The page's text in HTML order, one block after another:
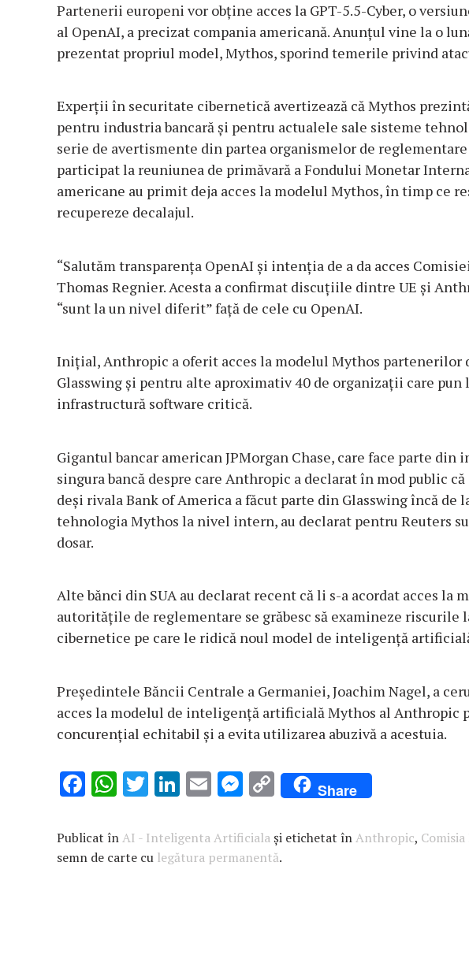
Partenerii europeni vor obţine acces la GPT-5.5-Cyber, o
al OpenAI, a precizat compania americană. Anunţul vine la o
prezentat propriul model, Mythos, sporind temerile privind
Experţii în securitate cibernetică avertizează că Mythos
pentru industria bancară şi pentru actualele sale sisteme
serie de avertismente din partea organismelor de
participat la reuniunea de primăvară a Fondului Monetar
americane au primit deja acces la modelul Mythos, în timp ce
recupereze decalajul.
“Salutăm transparenţa OpenAI şi intenţia de a da acces
Thomas Regnier. Acesta a confirmat discuţiile dintre UE şi
“sunt la un nivel diferit” faţă de cele cu OpenAI.
Iniţial, Anthropic a oferit acces la modelul Mythos partenerilor
Glasswing şi pentru alte aproximativ 40 de organizaţii care
infrastructură software critică.
Gigantul bancar american JPMorgan Chase, care face parte din
singura bancă despre care Anthropic a declarat în mod public
deşi rivala Bank of America a făcut parte din Glasswing încă de
tehnologia Mythos la nivel intern, au declarat pentru Reuters
dosar.
Alte bănci din SUA au declarat recent că li s-a acordat acces la
autorităţile de reglementare se grăbesc să examineze riscurile
cibernetice pe care le ridică noul model de inteligenţă
Preşedintele Băncii Centrale a Germaniei, Joachim Nagel, a
acces la modelul de inteligenţă artificială Mythos al Anthropic
concurenţial echitabil şi a evita utilizarea abuzivă a acestuia.
F
e
b
W
at
s
T
it
te
Li
k
e
E
ai
l
M
se
n
C
o
p
y
Share
Publicat înAI - Inteligenta Artificialași etichetat înAnthropic,
semn de carte cu legătura permanentă.